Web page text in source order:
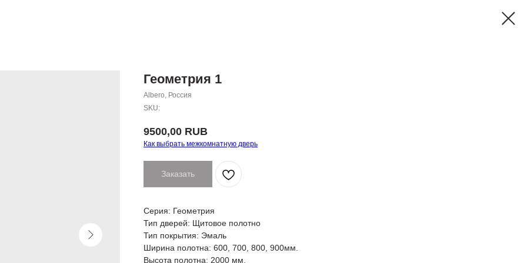
Геометрия 1
Albero, Россия
SKU:
9500,00 RUB
Как выбрать межкомнатную дверь
Заказать
Серия: Геометрия
Тип дверей: Щитовое полотно
Тип покрытия: Эмаль
Ширина полотна: 600, 700, 800, 900мм.
Высота полотна: 2000 мм.